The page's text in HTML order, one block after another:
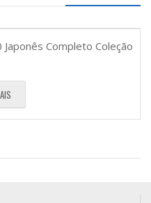
Completo Coleção